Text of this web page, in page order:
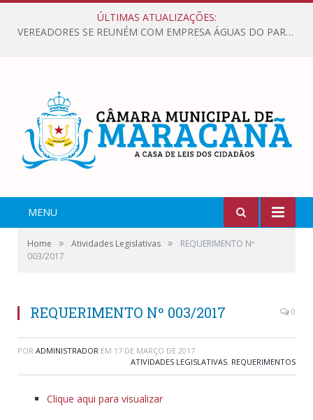
ÚLTIMAS ATUALIZAÇÕES:
VEREADORES SE REUNÉM COM EMPRESA ÁGUAS DO PARÁ, PARA APRESENTAR REIVINDICAÇÕES E MELHORIAS NA QUALIDADE DOS SERVIÇOS OFERECIDOS Á POPULAÇÃO.
MENU
Home » Atividades Legislativas »
REQUERIMENTO Nº
003/2017
REQUERIMENTO Nº 003/2017 0
POR ADMINISTRADOR EM 17 DE MARÇO DE 2017
ATIVIDADES LEGISLATIVAS, REQUERIMENTOS
Clique aqui para visualizar